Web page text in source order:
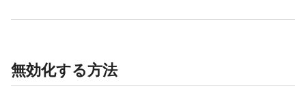
無効化する方法